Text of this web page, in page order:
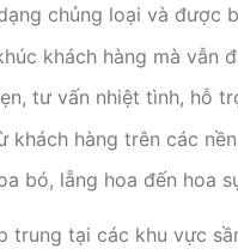
chủng loại và được
khách hàng mà vẫn
tư vấn nhiệt tình, hỗ
khách hàng trên các
bó, lẵng hoa đến hoa
trung tại các khu vực